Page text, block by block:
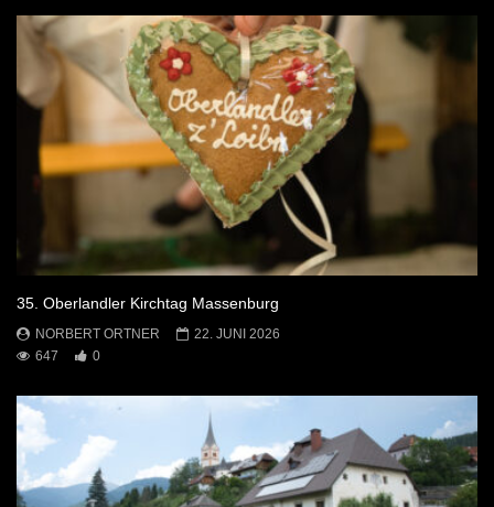
35. Oberlandler Kirchtag Massenburg
NORBERT ORTNER
22. JUNI 2026
647
0